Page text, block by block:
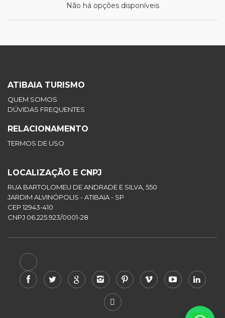
Não há opções disponíveis
ATIBAIA TURISMO
QUEM SOMOS
DÚVIDAS FREQUENTES
RELACIONAMENTO
TERMOS DE USO
LOCALIZAÇÃO E CNPJ
RUA BARTOLOMEU DE ANDRADE E SILVA, 550
JARDIM ALVINÓPOLIS - ATIBAIA - SP
CEP 12943-410
CNPJ 06.225.923/0001-28